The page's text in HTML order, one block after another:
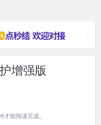
增强版
能阅读完成。